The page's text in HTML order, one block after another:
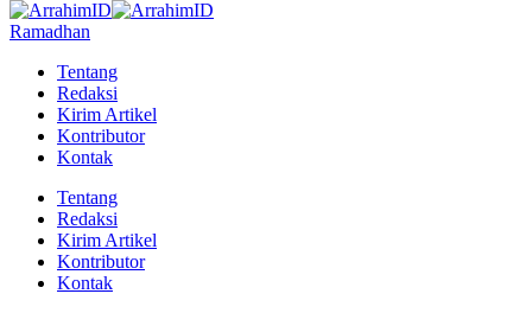
Ramadhan
Tentang
Redaksi
Kirim Artikel
Kontributor
Kontak
Tentang
Redaksi
Kirim Artikel
Kontributor
Kontak